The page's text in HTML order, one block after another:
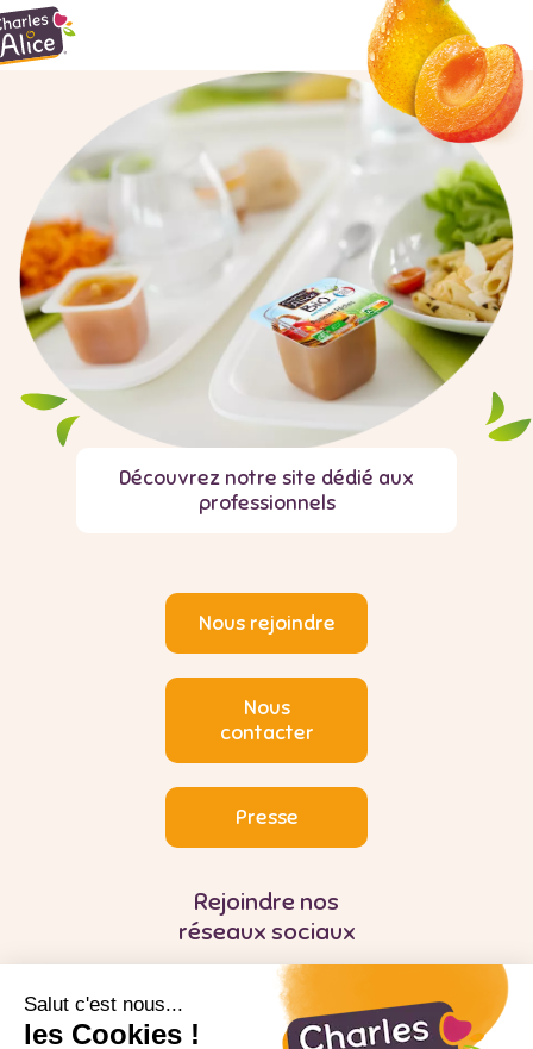
Salut c'est nous...
les Cookies !
Découvrez notre site dédié aux
professionnels
Nous rejoindre
Nous
contacter
Presse
Rejoindre nos
réseaux sociaux